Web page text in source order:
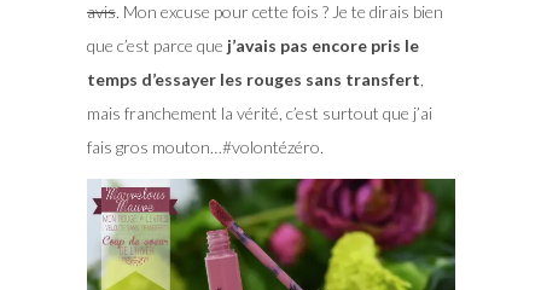
avis. Mon excuse pour cette fois ? Je te dirais bien
que c’est parce que j’avais pas encore pris le
temps d’essayer les rouges sans transfert
mais franchement la vérité, c’est surtout que j’ai
fais gros mouton…#volontézéro.